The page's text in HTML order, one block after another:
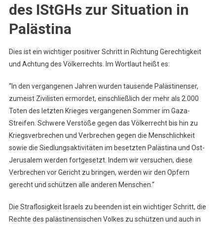
des IStGHs zur Situation in
Palästina
Dies ist ein wichtiger positiver Schritt in Richtung Gerechtigkeit
und Achtung des Völkerrechts. Im Wortlaut heißt es:
“In den vergangenen Jahren wurden tausende Palästinenser,
zumeist Zivilisten ermordet, einschließlich der mehr als 2.000
Toten des letzten Krieges vergangenen Sommer im Gaza-
Streifen. Schwere Verstöße gegen das Völkerrecht bis hin zu
Kriegsverbrechen und Verbrechen gegen die Menschlichkeit
sowie die Siedlungsaktivitäten im besetzten Palästina und Ost-
Jerusalem werden fortgesetzt. Indem wir versuchen, diese
Verbrechen vor Gericht zu bringen, werden wir den Opfern
gerecht und schützen alle anderen Menschen.“
Die Straflosigkeit Israels zu beenden ist ein wichtiger Schritt, die
Rechte des palästinensischen Volkes zu schützen und auch in